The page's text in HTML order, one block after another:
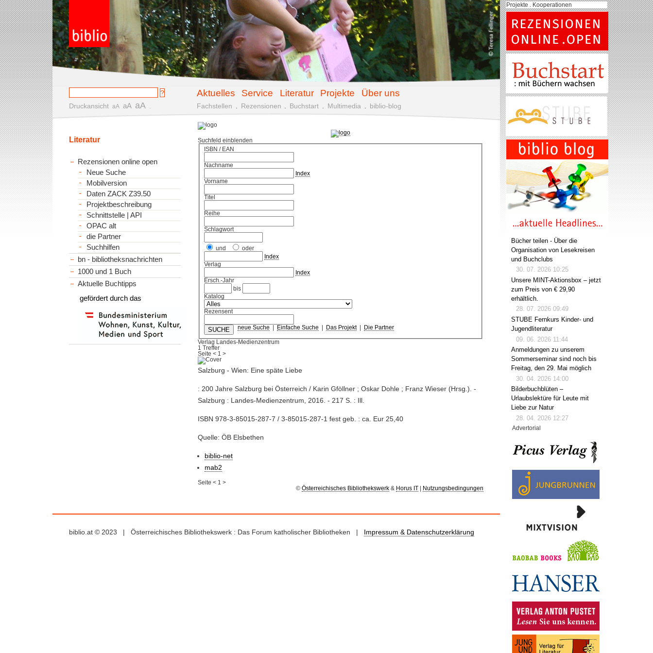
Aktuelles Service Literatur Projekte Über uns
Druckansicht aA aA aA Fachstellen Rezensionen Buchstart Multimedia biblio-blog
Suchfeld einblenden
ISBN / EAN
Nachname
Index
Vorname
Titel
Reihe
Schlagwort
und
oder
Index
Verlag
Index
Ersch.-Jahr
bis
Katalog
Rezensent
neue Suche Einfache Suche Das Projekt| Die Partner
Verlag Landes-Medienzentrum
1 Treffer
Seite< 1 >
Salzburg - Wien: Eine späte Liebe
: 200 Jahre Salzburg bei Österreich / Karin Gföllner ; Oskar Dohle ; Franz Wieser (Hrsg.). -
Salzburg : Landes-Medienzentrum, 2016. - 217 S. : Ill.
ISBN 978-3-85015-287-7 / 3-85015-287-1 fest geb. : ca. Eur 25,40
Quelle: ÖB Elsbethen
biblio-net
mab2
Seite< 1 >
© Österreichisches Bibliothekswerk& Horus IT Nutzungsbedingungen
Literatur
Rezensionen online open
Neue Suche
Mobilversion
Daten ZACK Z39.50
Projektbeschreibung
Schnittstelle | API
OPAC alt
die Partner
Suchhilfen
bn - bibliotheksnachrichten
1000 und 1 Buch
Aktuelle Buchtipps
gefördert durch das
biblio.at © 2023 | Österreichisches Bibliothekswerk : Das Forum katholischer Bibliotheken | Impressum & Datenschutzerklärung
Projekte . Kooperationen
Bücher teilen - Über die
Organisation von Lesekreisen
und Buchclubs
30. 07. 2026 10:25
Unsere MINT-Aktionsbox – jetzt
zum Preis von € 29,90
erhältlich.
28. 07. 2026 09:49
STUBE Fernkurs Kinder- und
Jugendliteratur
09. 06. 2026 11:44
Anmeldungen zu unserem
Sommerseminar sind noch bis
Freitag, den 29. Mai möglich
30. 04. 2026 14:00
Bilderbuchblüten –
Urlaubslektüre für Leute mit
Liebe zur Natur
28. 04. 2026 12:27
Advertorial